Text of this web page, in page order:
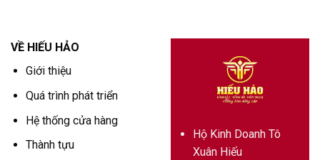
VỀ HIẾU HẢO
Giới thiệu
Quá trình phát triển
Hệ thống cửa hàng
Thành tựu
Hộ Kinh Doanh Tô
Xuân Hiếu